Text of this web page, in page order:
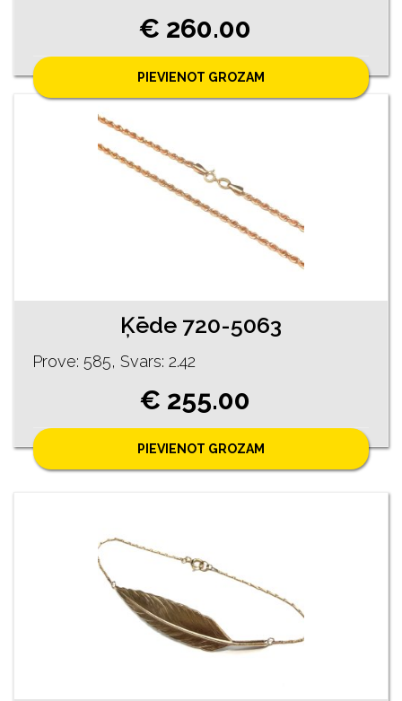
€ 260.00
PIEVIENOT GROZAM
Ķēde 720-5063
Prove: 585, Svars: 2.42
€ 255.00
PIEVIENOT GROZAM